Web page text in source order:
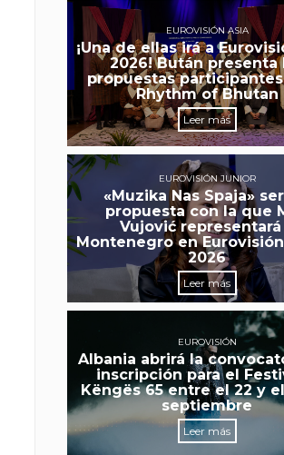
EUROVISIÓN ASIA
¡Una de ellas irá a
2026! Bután presenta
propuestas
Rhythm of Bhutan
Leer más
EUROVISIÓN JUNIOR
«Muzika Nas Spaja»
propuesta con la que
Vujović representará
Montenegro en
2026
Leer más
EUROVISIÓN
Albania abrirá la
inscripción para el
Këngës 65 entre el 22 y
septiembre
Leer más